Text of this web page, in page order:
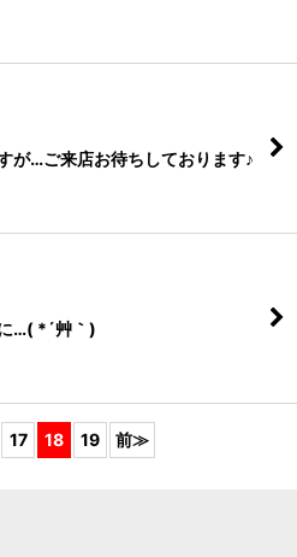
が…ご来店お待ちしております♪
…( *´艸｀)
17 18 19